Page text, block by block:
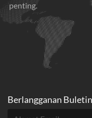
penting.
Berlangganan Buletin